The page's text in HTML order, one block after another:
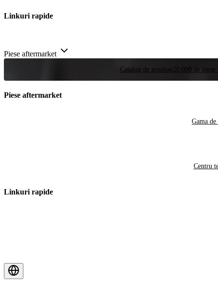
Linkuri rapide
Piese aftermarket
Catalog de produse 20.000 de
Piese aftermarket
Gama de
Centru
Linkuri rapide